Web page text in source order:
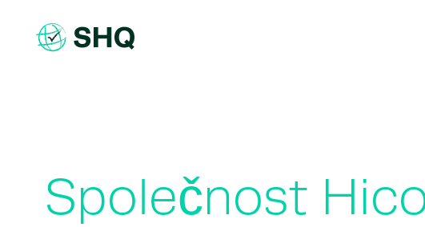
content
Společnost